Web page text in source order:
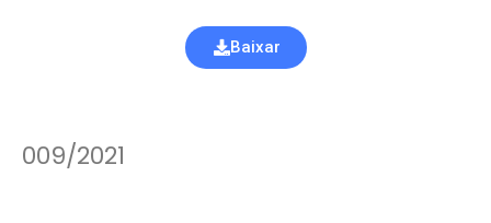
Baixar
009/2021